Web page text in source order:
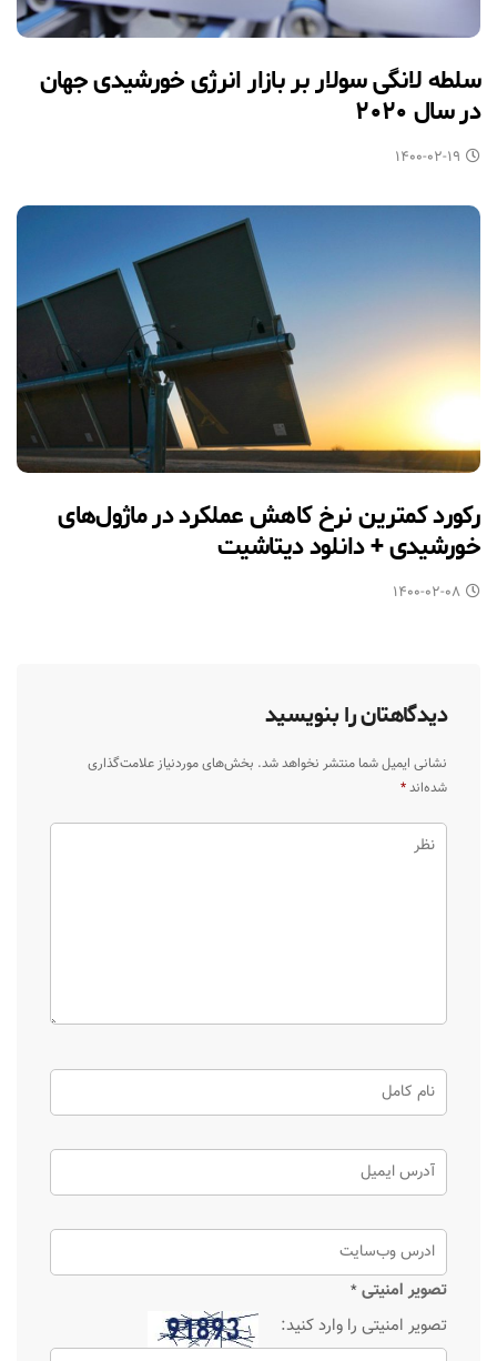
سلطه لانگی سولار بر بازار انرژی خورشیدی جهان
در سال ۲۰۲۰
۱۴۰۰-۰۲-۱۹
رکورد کمترین نرخ کاهش عملکرد در ماژول‎‌های
خورشیدی + دانلود دیتاشیت
۱۴۰۰-۰۲-۰۸
دیدگاهتان را بنویسید
نشانی ایمیل شما منتشر نخواهد شد. بخش‌های موردنیاز علامت‌گذاری
شده‌اند*
تصویر امنیتی *
تصویر امنیتی را وارد کنید: